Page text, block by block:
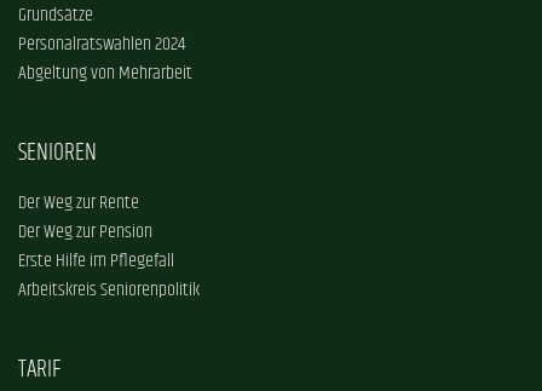
Grundsätze
Personalratswahlen 2024
Abgeltung von Mehrarbeit
SENIOREN
Der Weg zur Rente
Der Weg zur Pension
Erste Hilfe im Pflegefall
Arbeitskreis Seniorenpolitik
TARIF